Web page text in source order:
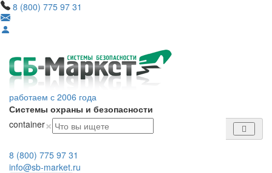
8 (800) 775 97 31
работаем с 2006 года
Системы охраны и безопасности
container×
8 (800) 775 97 31
info@sb-market.ru